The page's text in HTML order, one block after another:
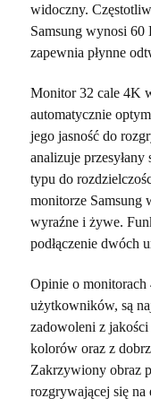
widoczny.
Samsung wynosi 60
zapewnia płynne
Monitor 32 cale 4K
automatycznie
jego jasność do
analizuje
typu do
monitorze Samsung
wyraźne i żywe.
podłączenie dwóch
Opinie o
użytkowników, są
zadowoleni z
kolorów oraz z
Zakrzywiony obraz
rozgrywającej się na